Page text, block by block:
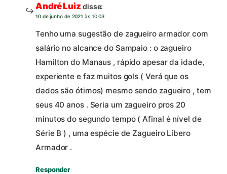
André Luiz disse:
10 de junho de 2021 às 10:03
Tenho uma sugestão de zagueiro armador com
salário no alcance do Sampaio : o zagueiro
Hamilton do Manaus , rápido apesar da idade,
experiente e faz muitos gols ( Verá que os
dados são ótimos) mesmo sendo zagueiro , tem
seus 40 anos . Seria um zagueiro pros 20
minutos do segundo tempo ( Afinal é nível de
Série B ) , uma espécie de Zagueiro Líbero
Armador .
Responder